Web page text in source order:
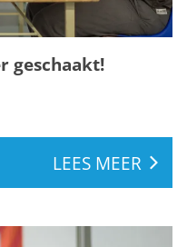
geschaakt!
LEES MEER